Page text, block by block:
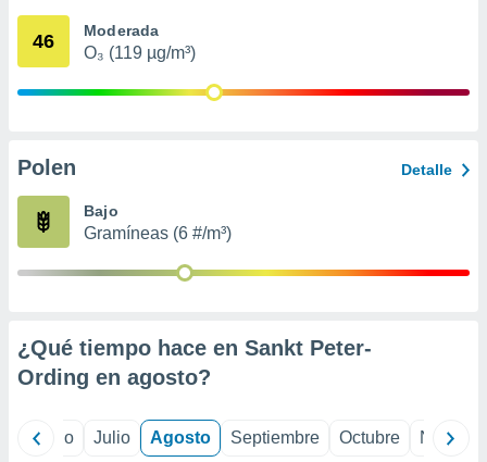
e
publicidad
1199
46 Moderada
O₃ (119 µg/m³)
Polen Detalle
Bajo
Gramíneas (6 #/m³)
¿Qué tiempo hace en Sankt Peter-
Ording en agosto?
Junio Julio Agosto Septiembre Octubre